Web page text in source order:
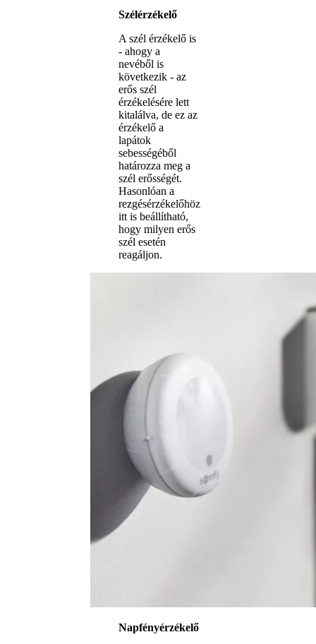
Szélérzékelő
A szél érzékelő is
- ahogy a
nevéből is
következik - az
erős szél
érzékelésére lett
kitalálva, de ez az
érzékelő a
lapátok
sebességéből
határozza meg a
szél erősségét.
Hasonlóan a
rezgésérzékelőhöz
itt is beállítható,
hogy milyen erős
szél esetén
reagáljon.
Napfényérzékelő